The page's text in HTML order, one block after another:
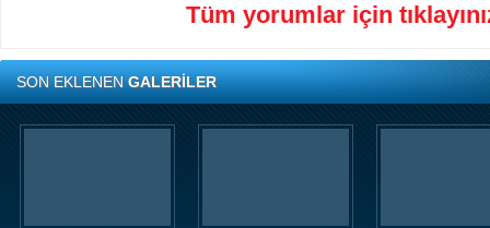
Tüm yorumlar için
SON EKLENENGALERİLER